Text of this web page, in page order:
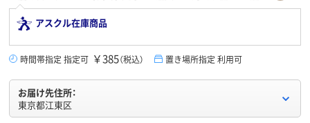
アスクル在庫商品
時間帯指定 指定可 ￥385（税込） 置き場所指定 利用可
お届け先住所：
東京都江東区